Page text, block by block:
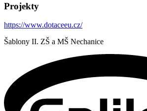
Projekty
https://www.dotaceeu.cz/
Šablony II. ZŠ a MŠ Nechanice